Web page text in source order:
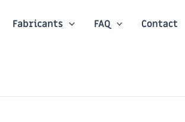
Fabricants FAQ Contact